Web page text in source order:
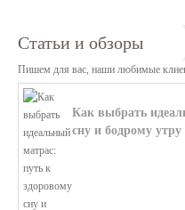
Статьи и обзоры
Пишем для вас, наши любимые
Как выбрать
сну и бодрому утру